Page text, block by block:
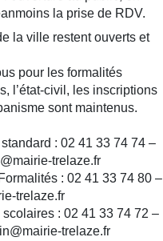
la prise de RDV.
la ville restent ouverts et
pour les formalités
l’état-civil, les inscriptions
sont maintenus.
: 02 41 33 74 74 –
trelaze.fr
: 02 41 33 74 80 –
trelaze.fr
: 02 41 33 74 72 –
trelaze.fr